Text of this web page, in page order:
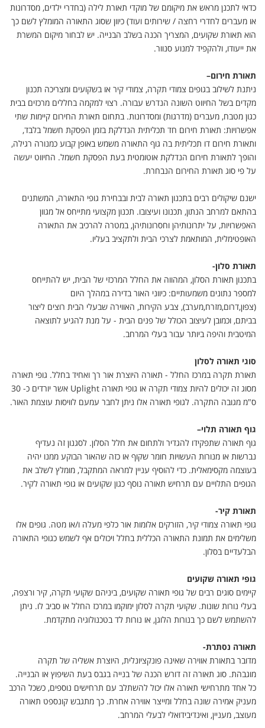
כדאי לתכנן מראש את מיקומם של מוקדי תאורת לילה (בחדרי ילדים, מסדרונות
או מעברים לחדרי רחצה / שירותים ועוד) כיוון שסוג התאורה המומלץ לשם כך
הוא תאורת שקועים, המצריך הכנה בשלב הבנייה. יש לבחור מיקום המשרת
את ייעודו, ולהקפיד למנוע סנוור.
תאורת חירום–
ניתנת לשילוב בגופים צמודי תקרה, צמודי קיר או בשקועים ומצריכה תכנון
מקדים בשל החיווט השונה הנדרש עבורה. רצוי למקמה בחללים מרכזים בבית
כגון מטבח, מעברים (מדרגות) ומסדרונות. בתחום תאורת החירום קיימות שתי
אפשרויות: תאורת חירום חד תכליתית הנדלקת בזמן הפסקת חשמל בלבד,
ותאורת חירום דו תכליתית בה גוף התאורה משמש באופן קבוע כמנורה רגילה,
והופך לתאורת חירום הנדלקת אוטומטית בעת הפסקת חשמל. החיווט יעשה
על פי סוג תאורת החירום הנבחרת.
ישנם שיקולים רבים בתכנון תאורה לבית ובבחירת גופי התאורה, המשתנים
בהתאם למרחב הנתון, תכנונו ועיצובו. תכנון מקצועי מתייחס אל מגוון
האפשרויות, על יתרונותיהן וחסרונותיהן, במטרה להרכיב את התאורה
האופטימלית, המותאמת לצרכי הבית ולתקציב בעליו.
תאורת סלון-
בתכנון תאורת הסלון, המהווה את החלל המרכזי של הבית, יש להתייחס
למספר נתונים משמעותיים: כיווני האור בדירה במהלך היום
(צפון,דרום,מזרח,מערב), צבע הקירות, האווירה שבעלי הבית רוצים ליצור
בביתם, וכמובן לעיצוב הכולל של פנים הבית - על מנת להגיע לתוצאה
המיטבית והיפה ביותר עבור בעלי המרחב.
סוגי תאורה לסלון
תאורת תקרה במרכז החלל - תאורה היוצרת אור רך ואחיד בחלל. גופי תאורה
מסוג זה יכולים להיות צמודי תקרה או גופי תאורה Uplight
אשר יורדים כ- 30
ס"מ מגובה התקרה. לגופי תאורה אלו ניתן לחבר עמעם לוויסות עוצמת האור.
גוף תאורה תלוי–
גוף תאורה שתפקידו להגדיר ולתחום את חלל הסלון. לסגנון זה נעדיף
נברשות או מנורות העשויות חומר שקוף או כזה שהאור הבוקע ממנו יהיה
בעוצמה מקסימאלית. כדי להוסיף עניין למראה המתקבל, מומלץ לשלב את
הגופים התלויים עם תרחיש תאורה נוסף כגון שקועים או גופי תאורה לקיר.
תאורת קיר-
גופי תאורה צמודי קיר, הזורקים אלומות אור כלפי מעלה ו/או מטה. גופים אלו
משלימים את תמונת התאורה הכללית בחלל ויכולים אף לשמש כגופי התאורה
הבלעדיים בסלון.
גופי תאורה שקועים
קיימים סוגים רבים של גופי תאורה שקועים, ביניהם שקועי תקרה, קיר ורצפה,
בעלי נורות שונות. שקועי תקרה לסלון ימוקמו במרכז החלל או סביב לו. ניתן
להשתמש לשם כך בנורות הלוגן, או נורות לד בטכנולוגיה מתקדמת.
תאורה נסתרת-
מדובר בתאורת אווירה שאינה פונקציונלית, היוצרת אשליה של תקרה
מוגבהת. סוג תאורה זה דורש הכנה של בנייה בגבס בעת השיפוץ או הבנייה.
כל אחד מתרחישי תאורה אלו יכול להשתלב עם תרחישים נוספים, כשכל הרכב
מעניק אמירה שונה בחלל ומייצר אווירה אחרת. כך מתגבש קונספט תאורה
מעוצב, מעניין, ואינדיבידואלי לבעלי המרחב.